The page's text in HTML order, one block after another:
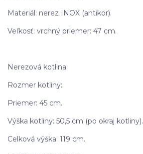
Materiál: nerez INOX (antikor).
Veľkosť: vrchný priemer: 47 cm.
Nerezová kotlina
Rozmer kotliny:
Priemer: 45 cm.
Výška kotliny: 50,5 cm (po okraj kotliny).
Celková výška: 119 cm.